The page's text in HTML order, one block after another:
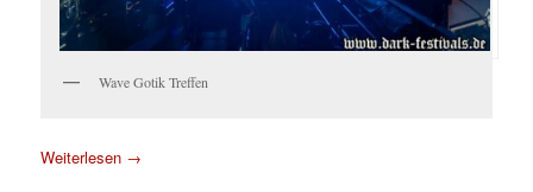
Wave Gotik Treffen
Weiterlesen →